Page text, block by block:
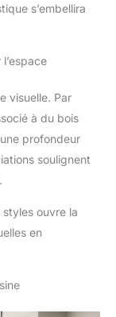
s’embellira
visuelle. Par
à du bois
profondeur
soulignent
styles ouvre la
en